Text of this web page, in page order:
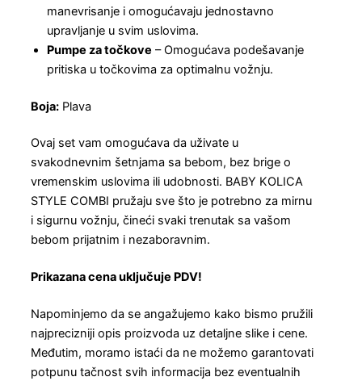
manevrisanje i omogućavaju jednostavno
upravljanje u svim uslovima.
Pumpe za točkove – Omogućava podešavanje
pritiska u točkovima za optimalnu vožnju.
Boja: Plava
Ovaj set vam omogućava da uživate u
svakodnevnim šetnjama sa bebom, bez brige o
vremenskim uslovima ili udobnosti. BABY KOLICA
STYLE COMBI pružaju sve što je potrebno za mirnu
i sigurnu vožnju, čineći svaki trenutak sa vašom
bebom prijatnim i nezaboravnim.
Prikazana cena uključuje PDV!
Napominjemo da se angažujemo kako bismo pružili
najprecizniji opis proizvoda uz detaljne slike i cene.
Međutim, moramo istaći da ne možemo garantovati
potpunu tačnost svih informacija bez eventualnih